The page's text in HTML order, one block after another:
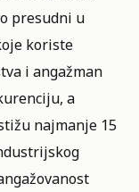
presudni u
koriste
i angažman
a
najmanje 15